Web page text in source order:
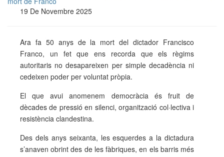
19 De Novembre 2025
Ara fa 50 anys de la mort del dictador Francisco
Franco, un fet que ens recorda que els règims
autoritaris no desapareixen per simple decadència ni
cedeixen poder per voluntat pròpia.
El que avui anomenem democràcia és fruit de
dècades de pressió en silenci, organització col·lectiva i
resistència clandestina.
Des dels anys seixanta, les esquerdes a la dictadura
s’anaven obrint des de les fàbriques, en els barris més